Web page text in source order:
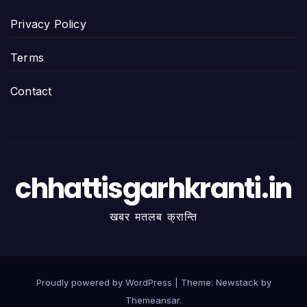
Privacy Policy
Terms
Contact
chhattisgarhkranti.in
खबर मतलब क्रान्ति
Proudly powered by WordPress Theme: Newstackby
Themeansar.